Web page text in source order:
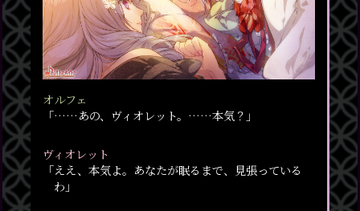
オルフェ
「……あの、ヴィオレット。……本気？」
ヴィオレット
「ええ、本気よ。あなたが眠るまで、見張っている
わ」